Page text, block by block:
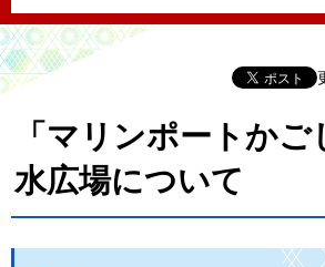
「マリンポートか
水広場について